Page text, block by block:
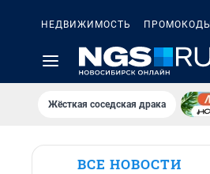
НЕДВИЖИМОСТЬ ПРОМОКОДЫ
Жёсткая соседская драка
ВСЕ НОВОСТИ